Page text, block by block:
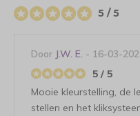
5 / 5
Door J.W. E. - 16-03-
5 / 5
Mooie kleurstelling, de
stellen en het